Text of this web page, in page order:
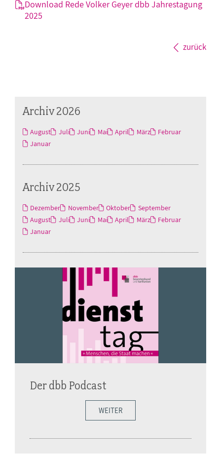
Download Rede Volker Geyer dbb Jahrestagung
2025
zurück
Archiv 2026
August Juli Juni Mai April März
Februar
Januar
Archiv 2025
Dezember November Oktober
September
August
Juli Juni Mai April März
Februar
Januar
Der dbb Podcast
WEITER